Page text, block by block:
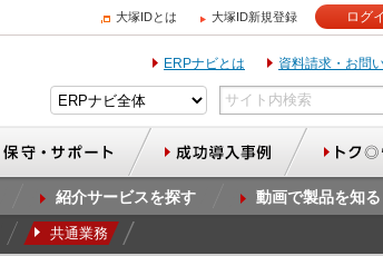
大塚IDとは 大塚ID新規登録 ログ
ERPナビとは 資料請求・お問
紹介サービスを探す 動画で製品を知る
共通業務